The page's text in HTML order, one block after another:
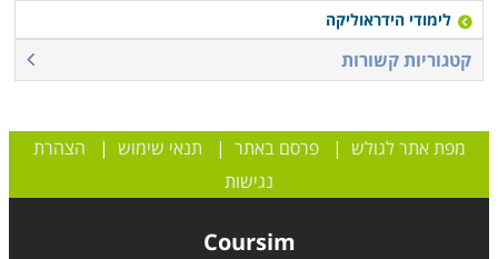
לימודי הידראוליקה
קטגוריות קשורות
מפת אתר לגולש |פרסם באתר | תנאי שימוש | הצהרת
נגישות
Coursim